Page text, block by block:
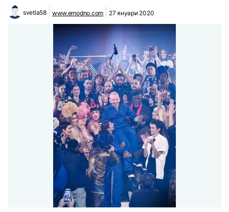
svetla58 www.emodno.com 27 януари 2020